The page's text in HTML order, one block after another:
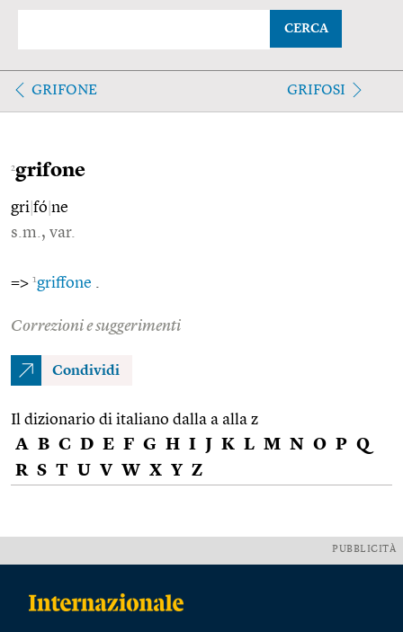
CERCA
GRIFONE GRIFOSI
2grifone
gri fó ne
s.m., var.
=> 1griffone
Correzioni e suggerimenti
Condividi
Il dizionario di italiano dalla a alla z
A B C D E F G H I J K L M N O P Q
R S T U V W X Y Z
PUBBLICITÀ